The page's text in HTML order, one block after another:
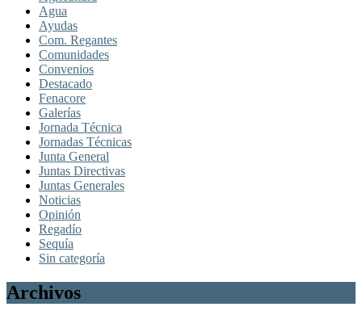
Agua
Ayudas
Com. Regantes
Comunidades
Convenios
Destacado
Fenacore
Galerías
Jornada Técnica
Jornadas Técnicas
Junta General
Juntas Directivas
Juntas Generales
Noticias
Opinión
Regadío
Sequía
Sin categoría
Archivos